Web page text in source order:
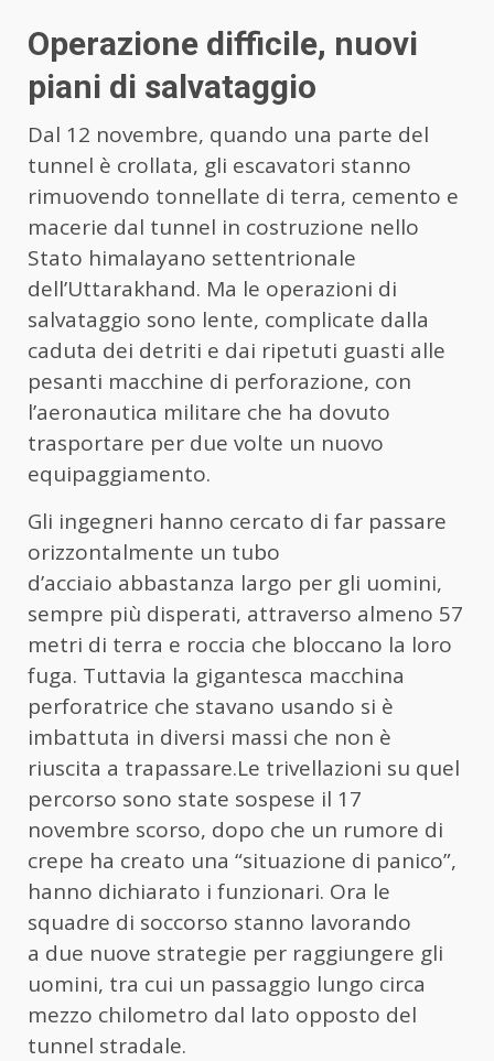
Operazione difficile, nuovi
piani di salvataggio
Dal 12 novembre, quando una parte del
tunnel è crollata, gli escavatori stanno
rimuovendo tonnellate di terra, cemento e
macerie dal tunnel in costruzione nello
Stato himalayano settentrionale
dell’Uttarakhand. Ma le operazioni di
salvataggio sono lente, complicate dalla
caduta dei detriti e dai ripetuti guasti alle
pesanti macchine di perforazione, con
l’aeronautica militare che ha dovuto
trasportare per due volte un nuovo
equipaggiamento.
Gli ingegneri hanno cercato di far passare
orizzontalmente un tubo
d’acciaio abbastanza largo per gli uomini,
sempre più disperati, attraverso almeno 57
metri di terra e roccia che bloccano la loro
fuga. Tuttavia la gigantesca macchina
perforatrice che stavano usando si è
imbattuta in diversi massi che non è
riuscita a trapassare.Le trivellazioni su quel
percorso sono state sospese il 17
novembre scorso, dopo che un rumore di
crepe ha creato una “situazione di panico”,
hanno dichiarato i funzionari. Ora le
squadre di soccorso stanno lavorando
a due nuove strategie per raggiungere gli
uomini, tra cui un passaggio lungo circa
mezzo chilometro dal lato opposto del
tunnel stradale.